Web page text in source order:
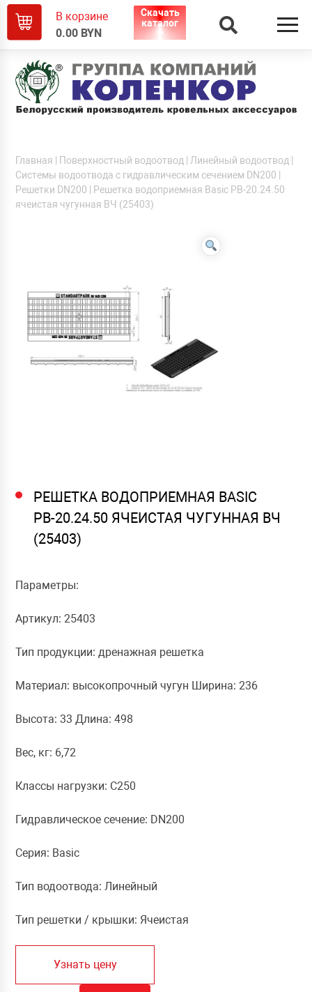
В корзине
0.00 BYN
Скачать
каталог
Главная Поверхностный водоотвод Линейный водоотвод
Системы водоотвода с гидравлическим сечением DN200
Решетки DN200 | Решетка водоприемная Basic РВ-20.24.50
ячеистая чугунная ВЧ (25403)
РЕШЕТКА ВОДОПРИЕМНАЯ BASIC
РВ-20.24.50 ЯЧЕИСТАЯ ЧУГУННАЯ ВЧ
(25403)
Параметры:
Артикул: 25403
Тип продукции: дренажная решетка
Материал: высокопрочный чугун Ширина: 236
Высота: 33 Длина: 498
Вес, кг: 6,72
Класcы нагрузки: C250
Гидравлическое сечение: DN200
Серия: Basic
Тип водоотвода: Линейный
Тип решетки / крышки: Ячеистая
Узнать цену